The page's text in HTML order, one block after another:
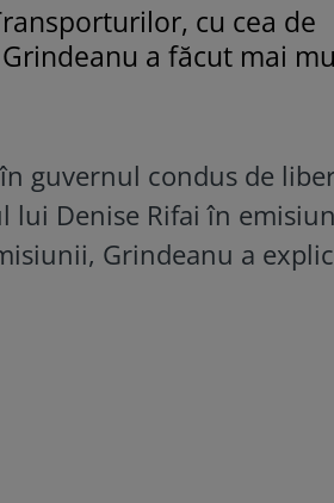
cu cea de
a făcut mai
guvernul condus de
lui Denise Rifai în
Grindeanu a